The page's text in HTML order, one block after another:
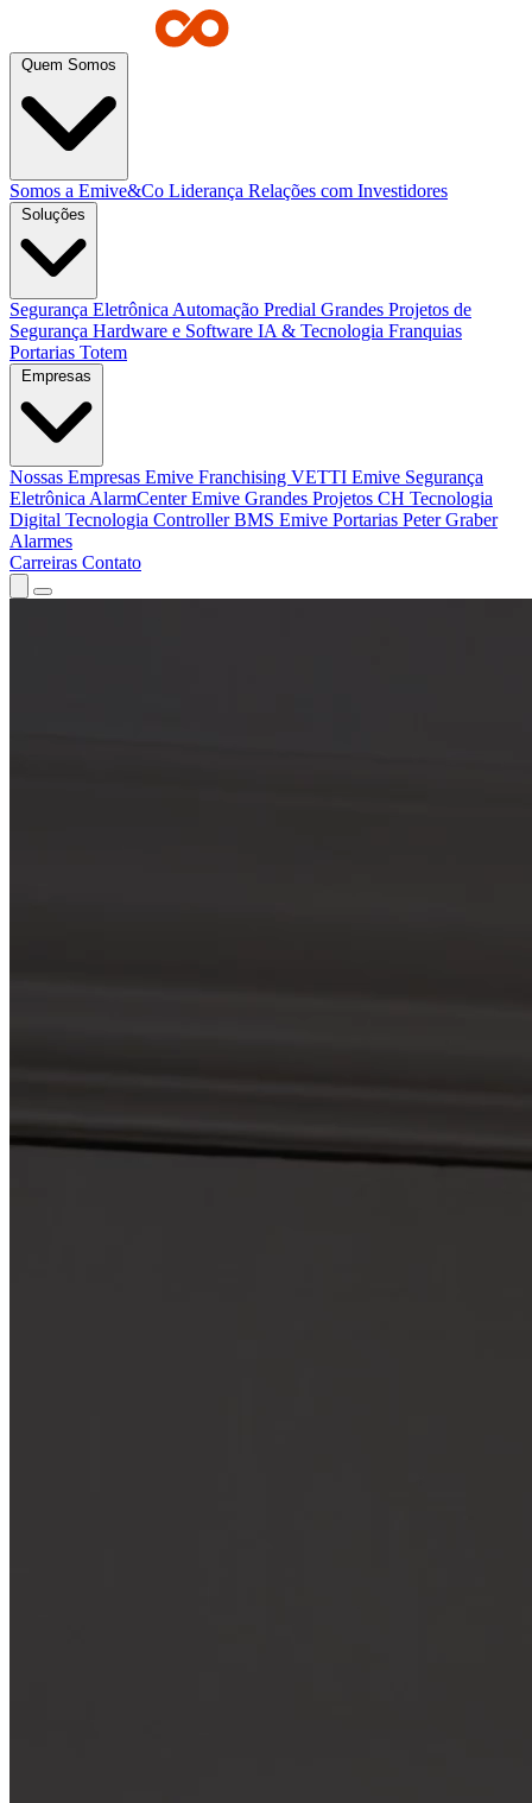
Quem Somos
Somos a Emive&Co Liderança Relações com Investidores
Soluções
Segurança Eletrônica Automação Predial Grandes Projetos de
Segurança Hardware e Software IA & Tecnologia Franquias
Portarias Totem
Empresas
Nossas Empresas Emive Franchising VETTI Emive Segurança
Eletrônica AlarmCenterEmive Grandes Projetos CH Tecnologia
Digital Tecnologia Controller BMS Emive Portarias Peter Graber
Alarmes
Carreiras Contato